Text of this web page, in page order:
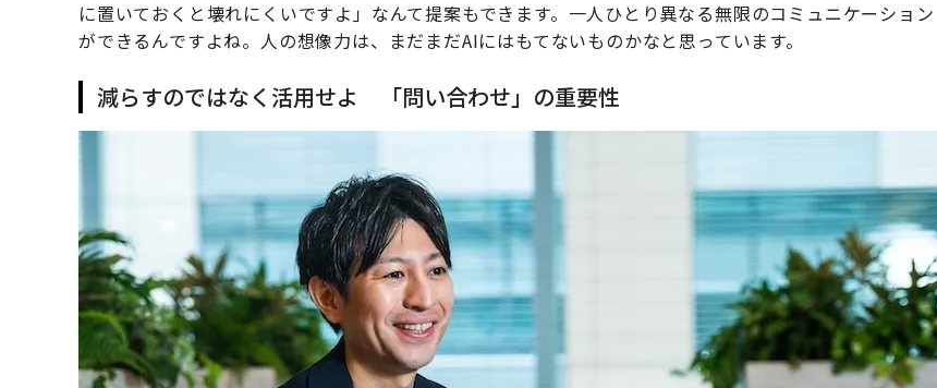
に置いておくと壊れにくいですよ」なんて提案もできます。一人ひとり異なる無限のコミュニケーション
ができるんですよね。人の想像力は、まだまだAIにはもてないものかなと思っています。
減らすのではなく活用せよ 「問い合わせ」の重要性